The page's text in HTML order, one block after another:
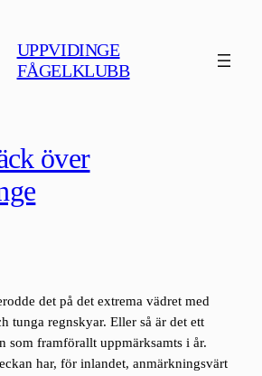
UPPVIDINGE
FÅGELKLUBB
över
det på det extrema vädret med
tunga regnskyar. Eller så är det ett
som framförallt uppmärksamts i år.
har, för inlandet, anmärkningsvärt